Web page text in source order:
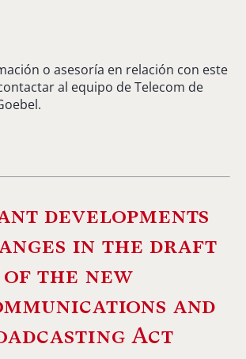
o asesoría en relación con este
al equipo deTelecom de
developments
inthedraft
ofthe new
and
Act